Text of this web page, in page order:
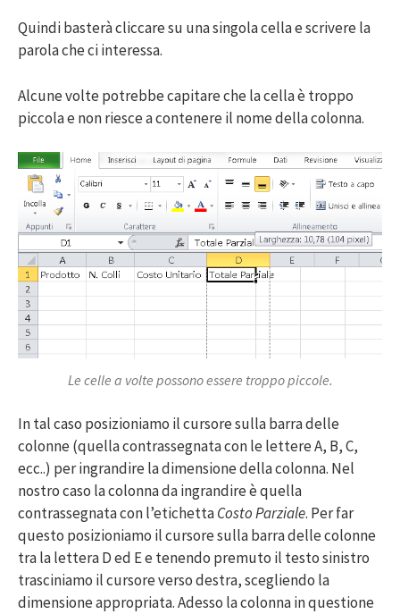
Quindi basterà cliccare su una singola cella e scrivere la
parola che ci interessa.
Alcune volte potrebbe capitare che la cella è troppo
piccola e non riesce a contenere il nome della colonna.
Le celle a volte possono essere troppo piccole.
In tal caso posizioniamo il cursore sulla barra delle
colonne (quella contrassegnata con le lettere A, B, C,
ecc..) per ingrandire la dimensione della colonna. Nel
nostro caso la colonna da ingrandire è quella
contrassegnata con l’etichettaCosto Parziale. Per far
questo posizioniamo il cursore sulla barra delle colonne
tra la lettera D ed E e tenendo premuto il testo sinistro
trasciniamo il cursore verso destra, scegliendo la
dimensione appropriata. Adesso la colonna in questione